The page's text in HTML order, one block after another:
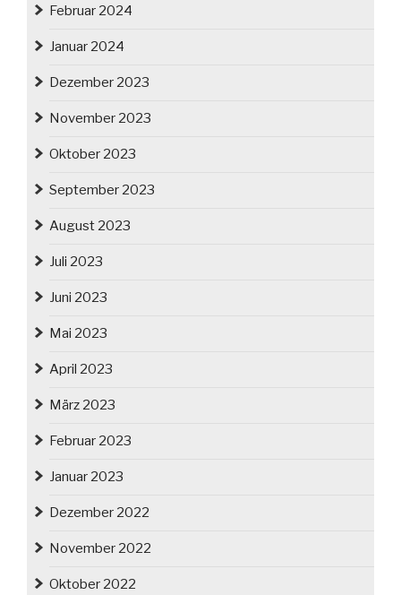
Februar 2024
Januar 2024
Dezember 2023
November 2023
Oktober 2023
September 2023
August 2023
Juli 2023
Juni 2023
Mai 2023
April 2023
März 2023
Februar 2023
Januar 2023
Dezember 2022
November 2022
Oktober 2022